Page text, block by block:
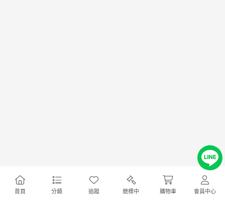
首頁 分類 追蹤 競標中 購物車 會員中心